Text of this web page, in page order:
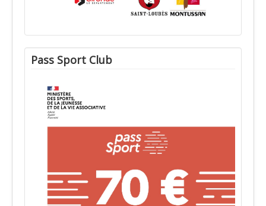
Pass Sport Club